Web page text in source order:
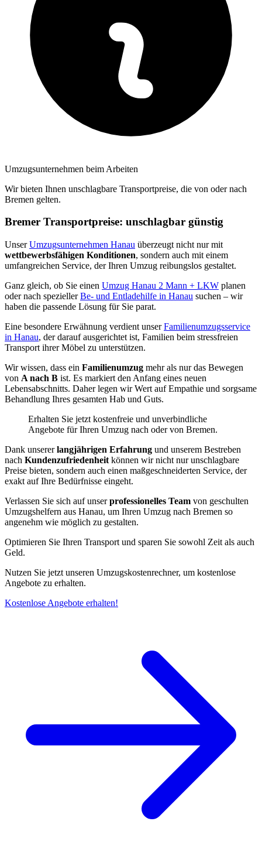
Umzugsunternehmen beim Arbeiten
Wir bieten Ihnen unschlagbare Transportpreise, die von oder nach
Bremen gelten.
Bremer Transportpreise: unschlagbar günstig
UnserUmzugsunternehmen Hanau überzeugt nicht nur mit
wettbewerbsfähigen Konditionen, sondern auch mit einem
umfangreichen Service, der Ihren Umzug reibungslos gestaltet.
Ganz gleich, ob Sie einen Umzug Hanau 2 Mann + LKW planen
oder nach speziellerBe- und Entladehilfe in Hanau suchen – wir
haben die passende Lösung für Sie parat.
Eine besondere Erwähnung verdient unserFamilienumzugsservice
in Hanau, der darauf ausgerichtet ist, Familien beim stressfreien
Transport ihrer Möbel zu unterstützen.
Wir wissen, dass ein Familienumzug mehr als nur das Bewegen
von A nach B ist. Es markiert den Anfang eines neuen
Lebensabschnitts. Daher legen wir Wert auf Empathie und sorgsame
Behandlung Ihres gesamten Hab und Guts.
Erhalten Sie jetzt kostenfreie und unverbindliche
Angebote für Ihren Umzug nach oder von Bremen.
Dank unsererlangjährigen Erfahrung und unserem Bestreben
nach Kundenzufriedenheit können wir nicht nur unschlagbare
Preise bieten, sondern auch einen maßgeschneiderten Service, der
exakt auf Ihre Bedürfnisse eingeht.
Verlassen Sie sich auf unserprofessionelles Team von geschulten
Umzugshelfern aus Hanau, um Ihren Umzug nach Bremen so
angenehm wie möglich zu gestalten.
Optimieren Sie Ihren Transport und sparen Sie sowohl Zeit als auch
Geld.
Nutzen Sie jetzt unseren Umzugskostenrechner, um kostenlose
Angebote zu erhalten.
Kostenlose Angebote erhalten!